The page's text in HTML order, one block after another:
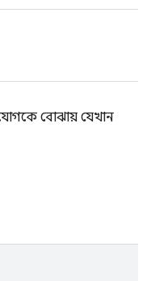
বোঝায় যেখান